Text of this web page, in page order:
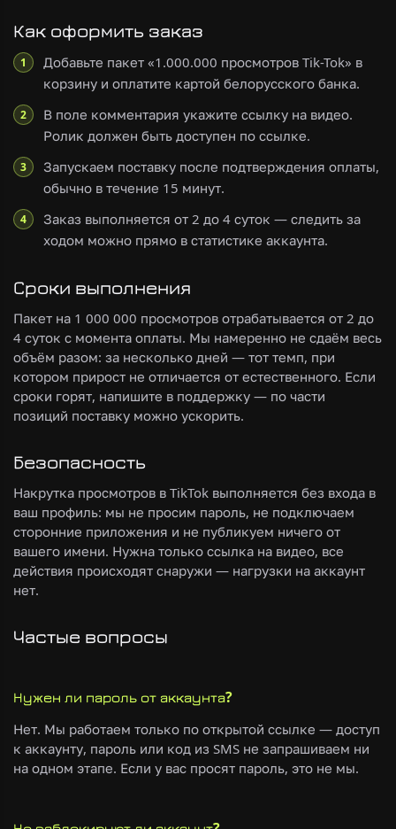
Как оформить заказ
Добавьте пакет «1.000.000 просмотров Tik-Tok» в
корзину и оплатите картой белорусского банка.
В поле комментария укажите ссылку на видео.
Ролик должен быть доступен по ссылке.
Запускаем поставку после подтверждения оплаты,
обычно в течение 15 минут.
Заказ выполняется от 2 до 4 суток — следить за
ходом можно прямо в статистике аккаунта.
Сроки выполнения
Пакет на 1 000 000 просмотров отрабатывается от 2 до
4 суток с момента оплаты. Мы намеренно не сдаём весь
объём разом: за несколько дней — тот темп, при
котором прирост не отличается от естественного. Если
сроки горят, напишите в поддержку — по части
позиций поставку можно ускорить.
Безопасность
Накрутка просмотров в TikTok выполняется без входа в
ваш профиль: мы не просим пароль, не подключаем
сторонние приложения и не публикуем ничего от
вашего имени. Нужна только ссылка на видео, все
действия происходят снаружи — нагрузки на аккаунт
нет.
Частые вопросы
Нужен ли пароль от аккаунта?
Нет. Мы работаем только по открытой ссылке — доступ
к аккаунту, пароль или код из SMS не запрашиваем ни
на одном этапе. Если у вас просят пароль, это не мы.